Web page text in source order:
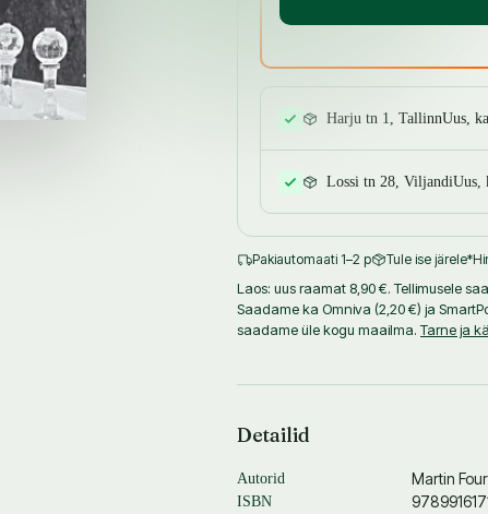
Harju tn 1, TallinnUus,
Lossi tn 28, ViljandiUus,
Pakiautomaati 1–2 p Tule ise järele
Laos: uus raamat 8,90 €. Tellimusele
Saadame ka Omniva (2,20 €) ja
saadame üle kogu maailma. Tarne ja
Detailid
Autorid Martin
ISBN